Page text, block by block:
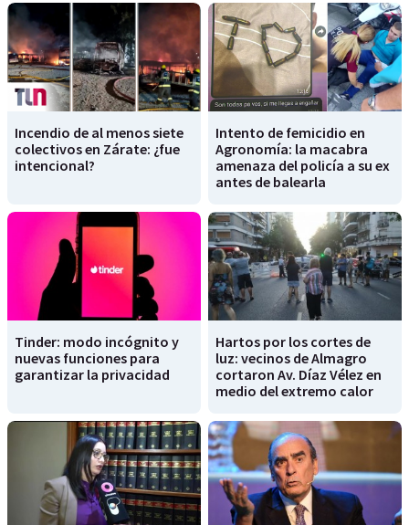
Incendio de al menos siete
colectivos en Zárate: ¿fue
intencional?
Intento de femicidio en
Agronomía: la macabra
amenaza del policía a su ex
antes de balearla
Tinder: modo incógnito y
nuevas funciones para
garantizar la privacidad
Hartos por los cortes de
luz: vecinos de Almagro
cortaron Av. Díaz Vélez en
medio del extremo calor